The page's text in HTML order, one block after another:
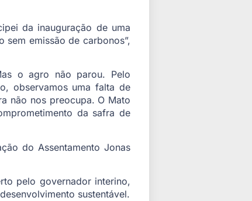
da inauguração de uma
emissão de carbonos”,
o agro não parou. Pelo
observamos uma falta de
não nos preocupa. O Mato
da safra de
do Assentamento Jonas
pelo governador interino,
sustentável.